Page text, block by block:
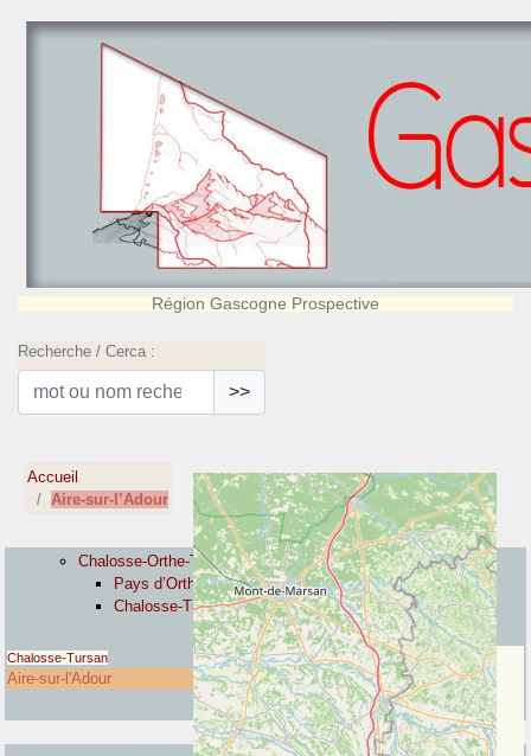
Région Gascogne Prospective
Recherche / Cerca :
>>
Accueil
Aire-sur-l’Adour
Chalosse-Orthe-Tursan
Pays d’Orthe
Chalosse-Tursan
Chalosse-Tursan
Aire-sur-l'Adour